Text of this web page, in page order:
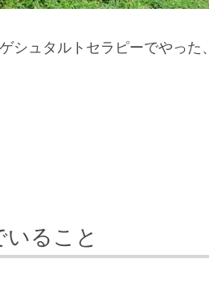
シュタルトセラピーでやった、
ること